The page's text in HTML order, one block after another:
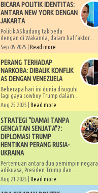
BICARA POLITIK IDENTITAS:
ANTARA NEW YORK DENGAN
JAKARTA
Politik AS kadang tak beda
dengan di Wakanda, dalam hal faktor...
Sep 05 2025 | Read more
PERANG TERHADAP
NARKOBA: DIBALIK KONFLIK
AS DENGAN VENEZUELA
Beberapa hari ini dunia disuguhi
lagi gaya cowboy Trump dalam...
Aug 25 2025 | Read more
STRATEGI "DAMAI TANPA
GENCATAN SENJATA"?:
DIPLOMASI TRUMP
HENTIKAN PERANG RUSIA-
UKRAINA
Pertemuan antara dua pemimpin negara
adikuasa, Presiden Trump dan...
Aug 21 2025 | Read more